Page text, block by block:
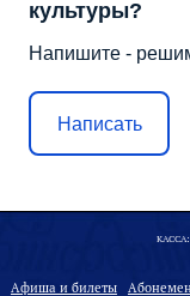
культуры?
Напишите -
Написать
КАССА:
Афиша и билеты